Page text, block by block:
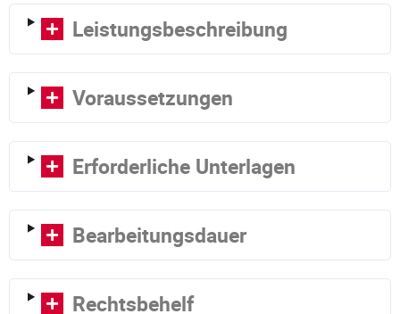
Leistungsbeschreibung
Voraussetzungen
Erforderliche Unterlagen
Bearbeitungsdauer
Rechtsbehelf